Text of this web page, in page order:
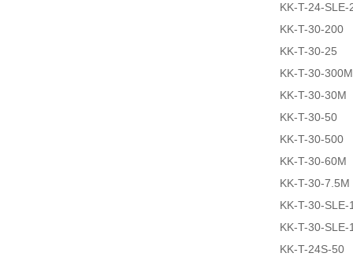
KK-T-24-SLE-
KK-T-30-200
KK-T-30-25
KK-T-30-300M
KK-T-30-30M
KK-T-30-50
KK-T-30-500
KK-T-30-60M
KK-T-30-7.5M
KK-T-30-SLE-
KK-T-30-SLE-
KK-T-24S-50